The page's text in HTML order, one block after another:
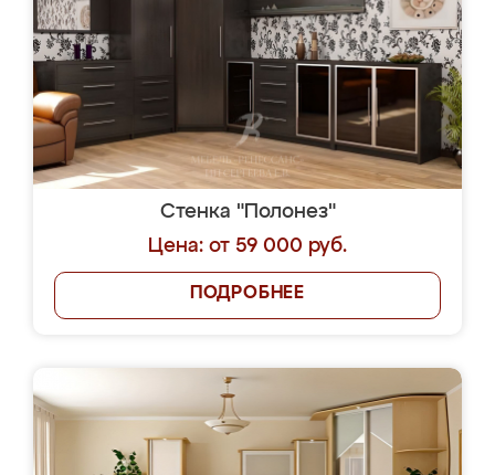
Ренессанс где ранее заказывала себе
новую кухню.Чего искать, когда качеством
вполне довольна. Служит кухня уже почти
два года, нареканий нет.
Ярослава
3 августа 2026
Кухню здесь заказали. Эскизы прислали в
телеграмм. Выбрали наиболее подходящий.
Согласовали день для замера. Через 3
недели кухня была уже готова. Остались
мебель за качественную работу!
Еще